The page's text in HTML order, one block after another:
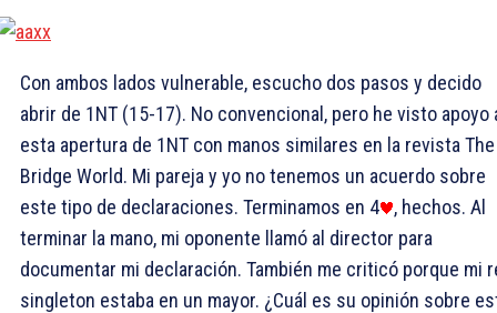
Con ambos lados vulnerable, escucho dos pasos y decido
abrir de 1NT (15-17). No convencional, pero he visto apoyo
esta apertura de 1NT con manos similares en la revista The
Bridge World. Mi pareja y yo no tenemos un acuerdo sobre
este tipo de declaraciones. Terminamos en 4
, hechos. Al
terminar la mano, mi oponente llamó al director para
documentar mi declaración. También me criticó porque mi
singleton estaba en un mayor. ¿Cuál es su opinión sobre